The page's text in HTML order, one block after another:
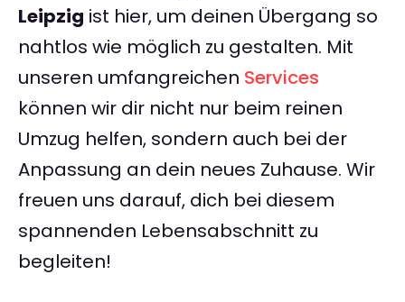
Leipzig ist hier, um deinen Übergang so
nahtlos wie möglich zu gestalten. Mit
unseren umfangreichen Services
können wir dir nicht nur beim reinen
Umzug helfen, sondern auch bei der
Anpassung an dein neues Zuhause. Wir
freuen uns darauf, dich bei diesem
spannenden Lebensabschnitt zu
begleiten!